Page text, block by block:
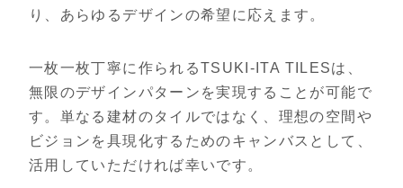
り、あらゆるデザインの希望に応えます。
一枚一枚丁寧に作られるTSUKI-ITA TILESは、
無限のデザインパターンを実現することが可能で
す。単なる建材のタイルではなく、理想の空間や
ビジョンを具現化するためのキャンバスとして、
活用していただければ幸いです。